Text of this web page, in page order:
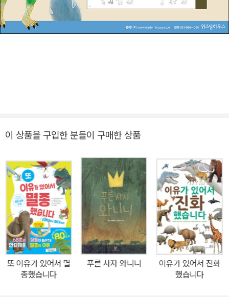
이 상품을 구입한 분들이 구매한 상품
또 이유가 있어서 멸
종했습니다
푸른 사자 와니니
이유가 있어서 진화
했습니다